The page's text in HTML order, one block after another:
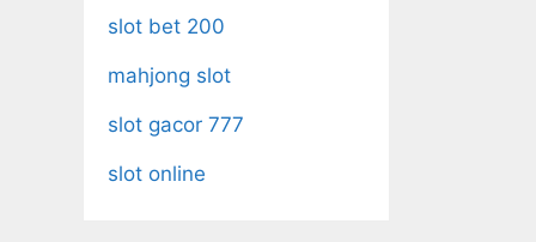
slot bet 200
mahjong slot
slot gacor 777
slot online